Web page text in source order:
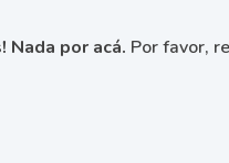
Nada por acá. Por favor,